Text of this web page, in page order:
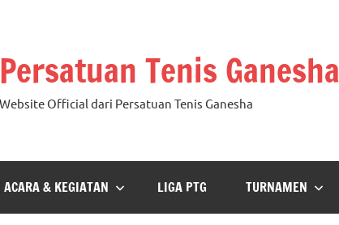
Persatuan Tenis Ganesha
Website Official dari Persatuan Tenis Ganesha
ACARA & KEGIATAN LIGA PTG TURNAMEN